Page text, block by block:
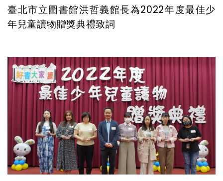
臺北市立圖書館洪哲義館長為2022年度最佳少
年兒童讀物贈獎典禮致詞